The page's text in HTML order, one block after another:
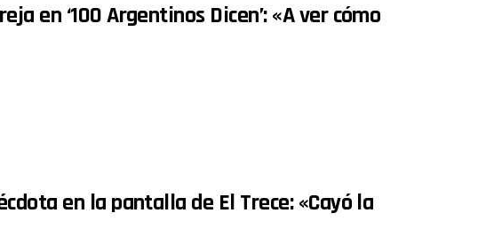
en ‘100 Argentinos Dicen’: «A ver cómo
en la pantalla de El Trece: «Cayó la